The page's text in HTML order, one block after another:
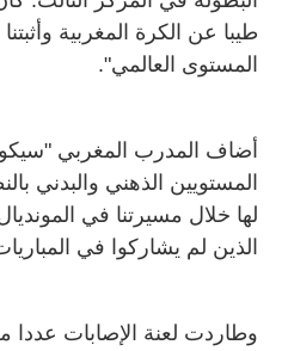
طيبا عن الكرة المغربية
المستوى العالمي".
أضاف المدرب المغربي
المستويين الذهني والبدني
لها خلال مسيرتنا في
الذين لم يشاركوا في
وطاردت لعنة الإصابات عددا